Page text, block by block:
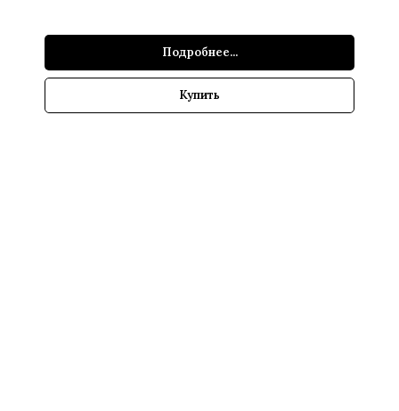
Подробнее...
Купить